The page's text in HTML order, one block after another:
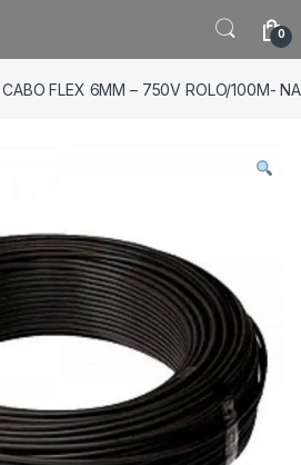
0
CABO FLEX 6MM – 750V ROLO/100M-